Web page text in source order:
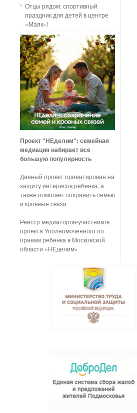
Отцы рядом: спортивный
праздник для детей в центре
«Маяк»!
Проект "НЕделим": семейная
медиация набирает все
большую популярность
Данный проект ориентирован на
защиту интересов ребенка, а
также помогает сохранить семью
и кровные связи.
Реестр медиаторов-участников
проекта Уполномоченного по
правам ребенка в Московской
области «НЕделим»